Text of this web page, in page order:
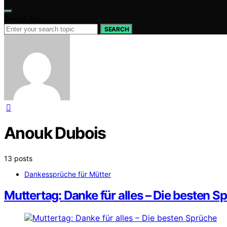
SEARCH
Anouk Dubois
13 posts
Dankessprüche für Mütter
Muttertag: Danke für alles – Die besten